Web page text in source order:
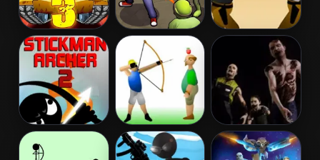
Dead Paradise
3
Zombie
Survival
Archer 2
Apple Shooter Zombie
Invasion